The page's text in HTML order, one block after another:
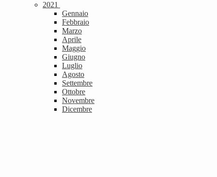
2021
Gennaio
Febbraio
Marzo
Aprile
Maggio
Giugno
Luglio
Agosto
Settembre
Ottobre
Novembre
Dicembre